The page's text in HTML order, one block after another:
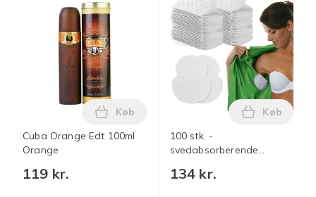
Cuba Orange Edt 100ml
Orange
119 kr.
Læg Cuba Orange Edt 100ml Orange i
Køb
100 stk. -
svedabsorberende
selvklæbende supertynde
134 kr.
Læg 100
Køb